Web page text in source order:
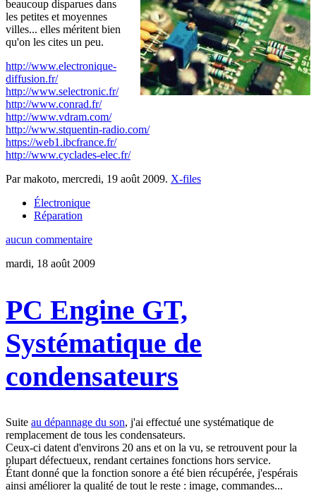
beaucoup disparues dans
les petites et moyennes
villes... elles méritent bien
qu'on les cites un peu.
http://www.electronique-
diffusion.fr/
http://www.selectronic.fr/
http://www.conrad.fr/
http://www.vdram.com/
http://www.stquentin-radio.com/
https://web1.ibcfrance.fr/
http://www.cyclades-elec.fr/
Par makoto, mercredi, 19 août 2009. X-files
Électronique
Réparation
aucun commentaire
mardi, 18 août 2009
PC Engine GT,
Systématique de
condensateurs
Suite au dépannage du son, j'ai effectué une systématique de
remplacement de tous les condensateurs.
Ceux-ci datent d'environs 20 ans et on la vu, se retrouvent pour la
plupart défectueux, rendant certaines fonctions hors service.
Étant donné que la fonction sonore a été bien récupérée, j'espérais
ainsi améliorer la qualité de tout le reste : image, commandes...